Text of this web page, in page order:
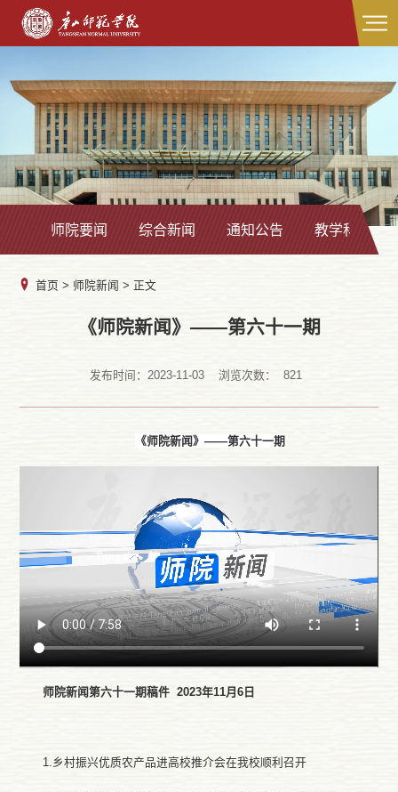
师院要闻 综合新闻 通知公告 教学科研
首页 > 师院新闻 > 正文
《师院新闻》——第六十一期
发布时间：2023-11-03 浏览次数： 821
《师院新闻》——第六十一期
师院新闻第六十一期稿件 2023年11月 6 日
1.乡村振兴优质农产品进高校推介会在我校顺利召开